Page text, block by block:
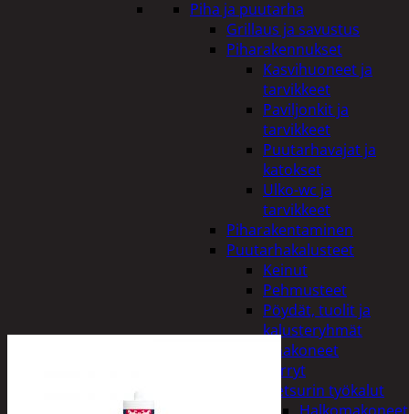
Piha ja puutarha
Grillaus ja savustus
Piharakennukset
Kasvihuoneet ja
tarvikkeet
Paviljonkit ja
tarvikkeet
Puutarhavajat ja
katokset
Ulko-wc ja
tarvikkeet
Piharakentaminen
Puutarhakalusteet
Keinut
Pehmusteet
Pöydät, tuolit ja
kalusteryhmät
Puutarhakoneet
Kärryt
Metsurin työkalut